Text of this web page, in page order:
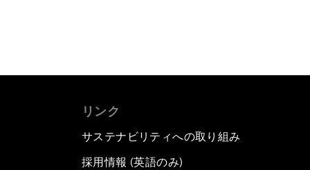
リンク
サステナビリティへの取り組み
採用情報 (英語のみ)